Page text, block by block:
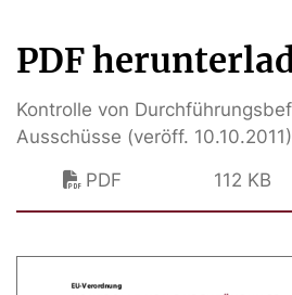
PDF
Kontrolle von
Ausschüsse (veröff. 10.10.2011)
PDF
112 KB